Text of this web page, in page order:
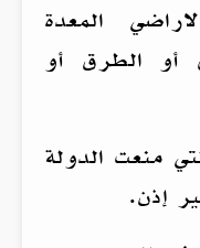
المعدة
أو الطرق أو
منعت الدولة
إذن.